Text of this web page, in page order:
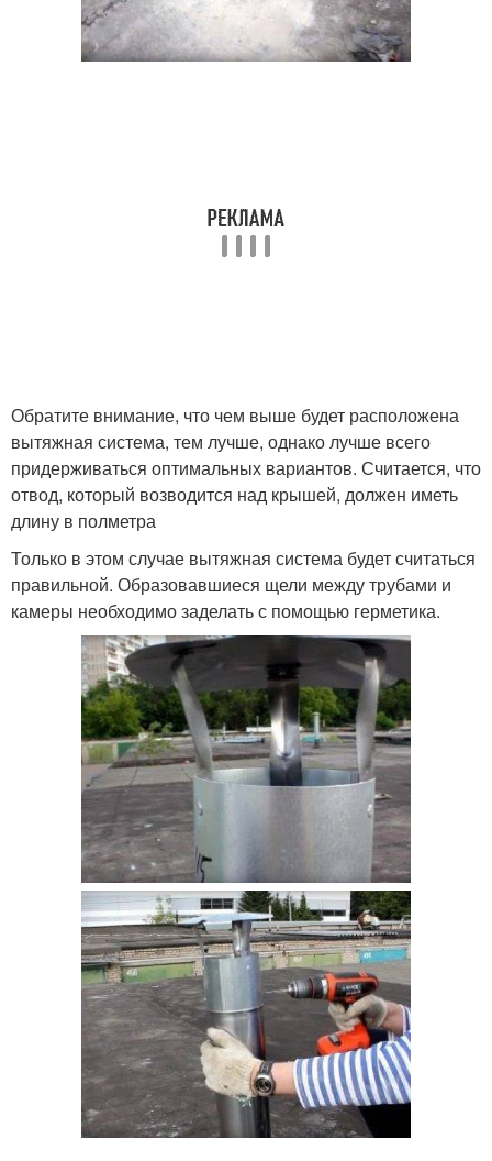
Обратите внимание, что чем выше будет расположена
вытяжная система, тем лучше, однако лучше всего
придерживаться оптимальных вариантов. Считается, что
отвод, который возводится над крышей, должен иметь
длину в полметра
Только в этом случае вытяжная система будет считаться
правильной. Образовавшиеся щели между трубами и
камеры необходимо заделать с помощью герметика.